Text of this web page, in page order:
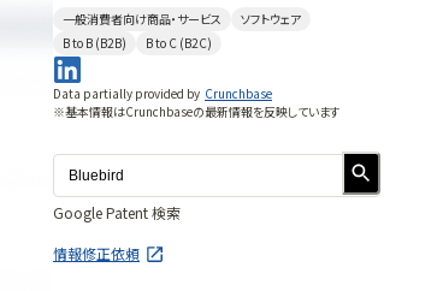
一般消費者向け商品・サービス
ソフトウェア
B to B (B2B)
B to C (B2C)
Data partially provided by Crunchbase
※基本情報はCrunchbaseの最新情報を反映しています
Google Patent 検索
情報修正依頼